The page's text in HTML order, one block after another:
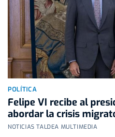
POLÍTICA
Felipe VI recibe al
abordar la crisis
NOTICIAS TALDEA MULTIMEDIA